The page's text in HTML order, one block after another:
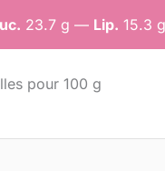
23.7 g — Lip. 15.3 g
pour 100 g